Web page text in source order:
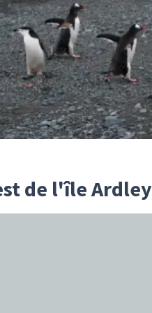
de l'île Ardley